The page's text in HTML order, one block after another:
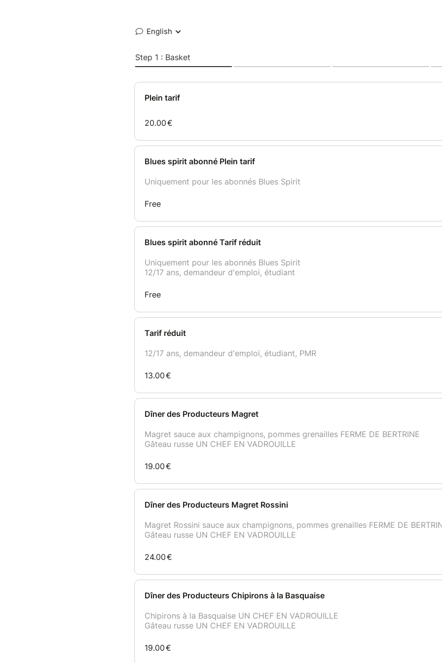
English
Step 1 : Basket
Plein tarif
20.00€
Blues spirit abonné Plein tarif
Uniquement pour les abonnés Blues Spirit
Free
Blues spirit abonné Tarif réduit
Uniquement pour les abonnés Blues Spirit
12/17 ans, demandeur d'emploi, étudiant
Free
Tarif réduit
12/17 ans, demandeur d'emploi, étudiant, PMR
13.00€
Dîner des Producteurs Magret
Magret sauce aux champignons, pommes grenailles FERME DE BERTRINE
Gâteau russe UN CHEF EN VADROUILLE
19.00€
Dîner des Producteurs Magret Rossini
Magret Rossini sauce aux champignons, pommes grenailles FERME DE
Gâteau russe UN CHEF EN VADROUILLE
24.00€
Dîner des Producteurs Chipirons à la Basquaise
Chipirons à la Basquaise UN CHEF EN VADROUILLE
Gâteau russe UN CHEF EN VADROUILLE
19.00€